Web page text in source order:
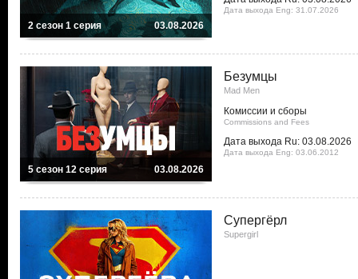
2 сезон 1 серия 03.08.2026
Дата выхода Eng: 31.07.2026
5 сезон 12 серия 03.08.2026
Безумцы
Mad Men
Комиссии и сборы
Commissions and Fees
Дата выхода Ru: 03.08.2026
Дата выхода Eng: 03.06.2012
Супергёрл
Supergirl